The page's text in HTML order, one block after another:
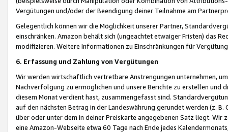
Vergütungen und/oder der Beendigung deiner Teilnahme am
Gelegentlich können wir die Möglichkeit unserer Partner,
einschränken. Amazon behält sich (ungeachtet etwaiger Fristen) das
modifizieren. Weitere Informationen zu Einschränkungen für
6. Erfassung und Zahlung von Vergütungen
Wir werden wirtschaftlich vertretbare Anstrengungen unternehmen,
Nachverfolgung zu ermöglichen und unsere Berichte zu erstellen und
diesem Monat verdient hast, zusammengefasst sind.
auf den nächsten Betrag in der Landeswährung gerundet werden (z.
über oder unter dem in deiner Preiskarte angegebenen Satz liegt.
eine Amazon-Webseite etwa 60 Tage nach Ende jedes